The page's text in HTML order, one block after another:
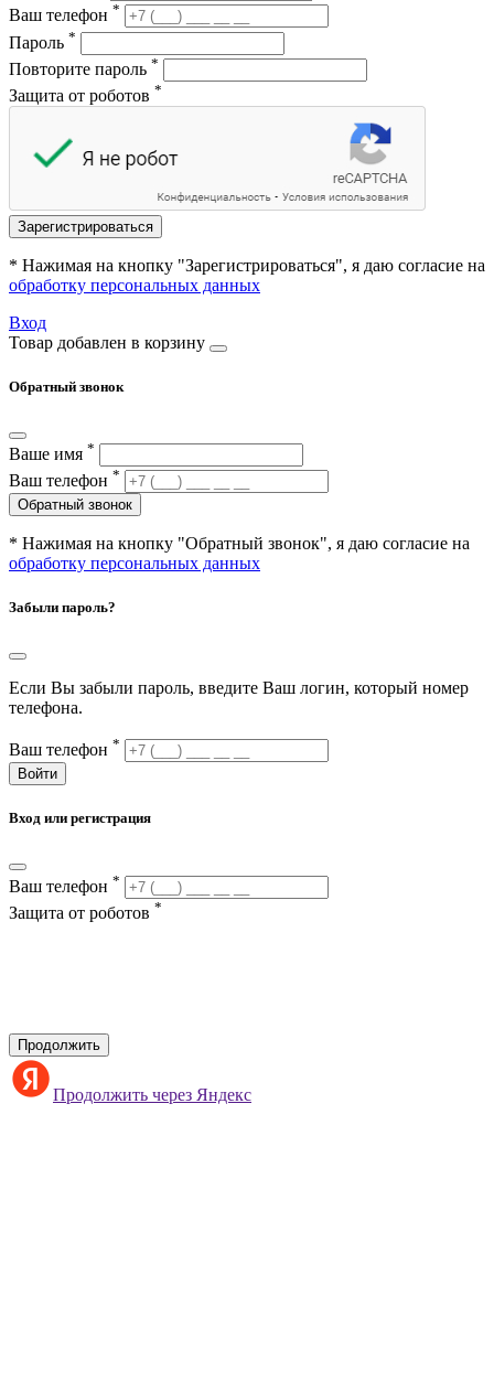
Ваш телефон *
Пароль *
Повторите пароль *
Защита от роботов *
Зарегистрироваться
* Нажимая на кнопку "Зарегистрироваться", я даю согласие на
обработку персональных данных
Вход
Товар добавлен в корзину
Обратный звонок
Ваше имя *
Ваш телефон *
Обратный звонок
* Нажимая на кнопку "Обратный звонок", я даю согласие на
обработку персональных данных
Забыли пароль?
Если Вы забыли пароль, введите Ваш логин, который номер
телефона.
Ваш телефон *
Войти
Вход или регистрация
Ваш телефон *
Защита от роботов *
Продолжить
Продолжить через Яндекс